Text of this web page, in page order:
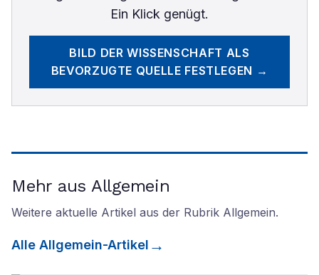
Ein Klick genügt.
BILD DER WISSENSCHAFT ALS
BEVORZUGTE QUELLE FESTLEGEN →
Mehr aus Allgemein
Weitere aktuelle Artikel aus der Rubrik Allgemein.
Alle Allgemein-Artikel